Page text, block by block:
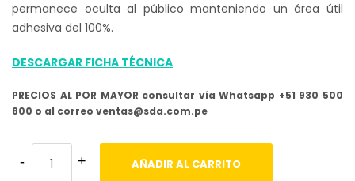
permanece oculta al público manteniendo un área útil
adhesiva del 100%.
DESCARGAR FICHA TÉCNICA
PRECIOS AL POR MAYOR consultar vía Whatsapp +51 930 500
800 o al correo ventas@sda.com.pe
AÑADIR AL CARRITO